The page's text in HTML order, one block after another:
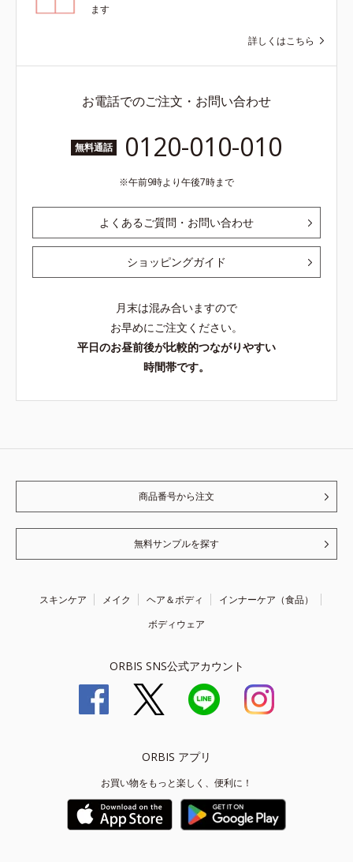
ます
詳しくはこちら
お電話でのご注文・お問い合わせ
無料通話 0120-010-010
午前9時より午後7時まで
よくあるご質問・お問い合わせ
ショッピングガイド
月末は混み合いますので
お早めにご注文ください。
平日のお昼前後が比較的つながりやすい
時間帯です。
商品番号から注文
無料サンプルを探す
スキンケア メイク ヘア＆ボディ
インナーケア（食品）
ボディウェア
ORBIS SNS公式アカウント
ORBIS アプリ
お買い物をもっと楽しく、便利に！